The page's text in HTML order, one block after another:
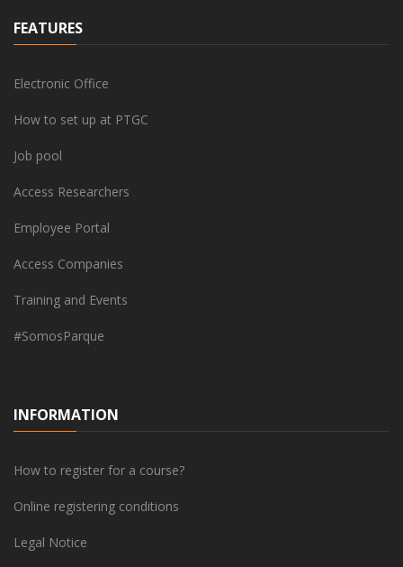
FEATURES
Electronic Office
How to set up at PTGC
Job pool
Access Researchers
Employee Portal
Access Companies
Training and Events
#SomosParque
INFORMATION
How to register for a course?
Online registering conditions
Legal Notice